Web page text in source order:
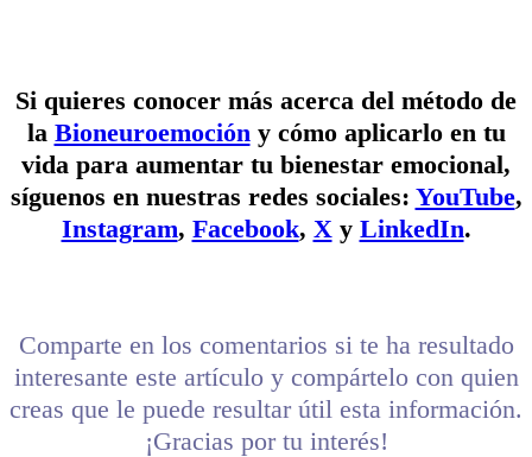
Si quieres conocer más acerca del método de
la Bioneuroemoción y cómo aplicarlo en tu
vida para aumentar tu bienestar emocional,
síguenos en nuestras redes sociales: YouTube,
Instagram, Facebook, X y LinkedIn.
Comparte en los comentarios si te ha resultado
interesante este artículo y compártelo con quien
creas que le puede resultar útil esta información.
¡Gracias por tu interés!